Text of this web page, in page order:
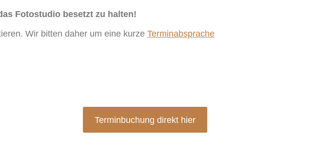
Fotostudio besetzt zu halten!
Wir bitten daher um eine kurze Terminabsprache
Terminbuchung direkt hier